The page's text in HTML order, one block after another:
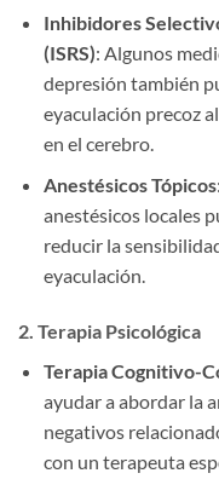
Inhibidores
(ISRS): Algunos
depresión también
eyaculación precoz
en el cerebro.
Anestésicos Tópicos
anestésicos locales
reducir la
eyaculación.
2. Terapia Psicológica
Terapia Cognitivo-
ayudar a abordar la
negativos
con un terapeuta